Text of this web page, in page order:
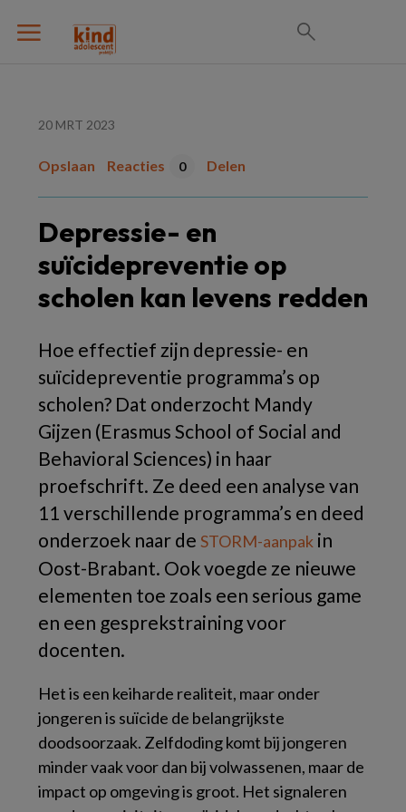
20 MRT 2023
Opslaan Reacties 0 Delen
Depressie- en
suïcidepreventie op
scholen kan levens redden
Hoe effectief zijn depressie- en
suïcidepreventie programma’s op
scholen? Dat onderzocht Mandy
Gijzen (Erasmus School of Social and
Behavioral Sciences) in haar
proefschrift. Ze deed een analyse van
11 verschillende programma’s en deed
onderzoek naar de STORM-aanpak in
Oost-Brabant. Ook voegde ze nieuwe
elementen toe zoals een serious game
en een gesprekstraining voor
docenten.
Het is een keiharde realiteit, maar onder
jongeren is suïcide de belangrijkste
doodsoorzaak. Zelfdoding komt bij jongeren
minder vaak voor dan bij volwassenen, maar de
impact op omgeving is groot. Het signaleren